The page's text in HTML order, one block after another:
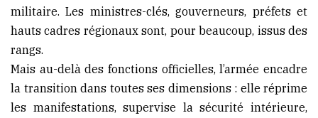
militaire. Les ministres-clés, gouverneurs, préfets et
hauts cadres régionaux sont, pour beaucoup, issus des
rangs.
Mais au-delà des fonctions officielles, l’armée encadre
la transition dans toutes ses dimensions : elle réprime
les manifestations, supervise la sécurité intérieure,